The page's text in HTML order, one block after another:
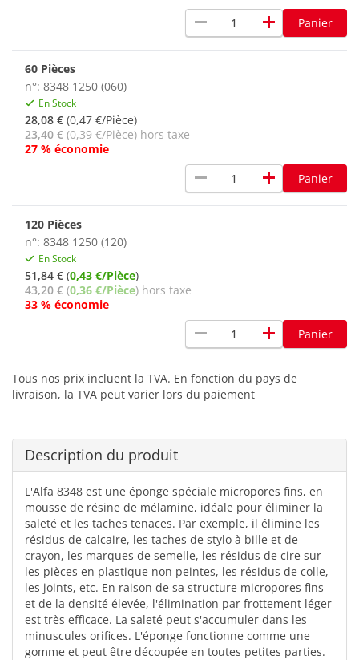
remove add Panier
60 Pièces
n°: 8348 1250 (060)
En Stock
28,08 € (0,47 €/Pièce)
23,40 € (0,39 €/Pièce) hors taxe
27 % économie
remove add Panier
120 Pièces
n°: 8348 1250 (120)
En Stock
51,84 € (0,43 €/Pièce)
43,20 € (0,36 €/Pièce) hors taxe
33 % économie
remove add Panier
Tous nos prix incluent la TVA. En fonction du pays de
livraison, la TVA peut varier lors du paiement
Description du produit
L'Alfa 8348 est une éponge spéciale micropores fins, en
mousse de résine de mélamine, idéale pour éliminer la
saleté et les taches tenaces. Par exemple, il élimine les
résidus de calcaire, les taches de stylo à bille et de
crayon, les marques de semelle, les résidus de cire sur
les pièces en plastique non peintes, les résidus de colle,
les joints, etc. En raison de sa structure micropores fins
et de la densité élevée, l'élimination par frottement léger
est très efficace. La saleté peut s'accumuler dans les
minuscules orifices. L'éponge fonctionne comme une
gomme et peut être découpée en toutes petites parties.